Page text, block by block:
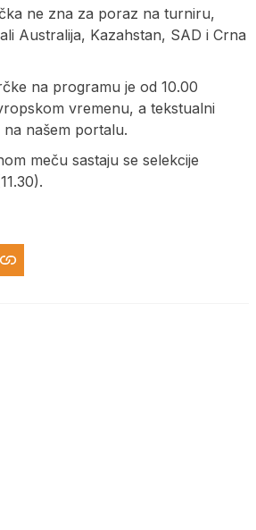
ne zna za poraz na turniru,
Australija, Kazahstan, SAD i Crna
na programu je od 10.00
vremenu, a tekstualni
našem portalu.
meču sastaju se selekcije